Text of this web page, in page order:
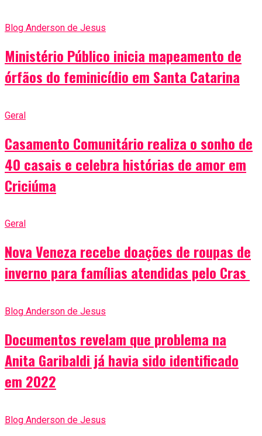
Blog Anderson de Jesus
Ministério Público inicia mapeamento de
órfãos do feminicídio em Santa Catarina
Geral
Casamento Comunitário realiza o sonho de
40 casais e celebra histórias de amor em
Criciúma
Geral
Nova Veneza recebe doações de roupas de
inverno para famílias atendidas pelo Cras
Blog Anderson de Jesus
Documentos revelam que problema na
Anita Garibaldi já havia sido identificado
em 2022
Blog Anderson de Jesus